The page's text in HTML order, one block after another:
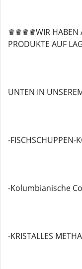
♛♛♛♛WIR HABEN
PRODUKTE AUF
UNTEN IN
-FISCHSCHUPPEN-
-Kolumbianische
-KRISTALLES